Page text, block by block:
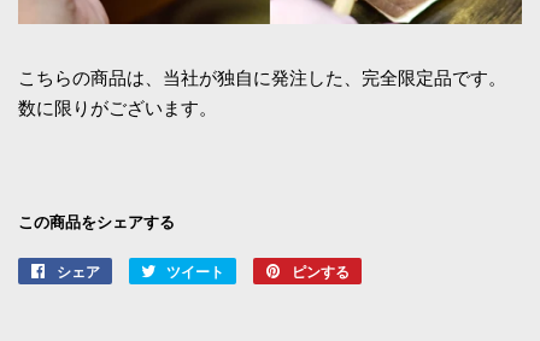
こちらの商品は、当社が独自に発注した、完全限定品です。
数に限りがございます。
この商品をシェアする
シェア
Facebookツイート
Twitter
ピンする